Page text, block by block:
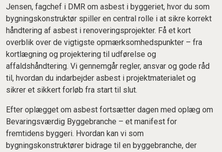
Jensen, fagchef i DMR om asbest i byggeriet, hvor du som
bygningskonstruktør spiller en central rolle i at sikre korrekt
håndtering af asbest i renoveringsprojekter. Få et kort
overblik over de vigtigste opmærksomhedspunkter – fra
kortlægning og projektering til udførelse og
affaldshåndtering. Vi gennemgår regler, ansvar og gode råd
til, hvordan du indarbejder asbest i projektmaterialet og
sikrer et sikkert forløb fra start til slut.
Efter oplægget om asbest fortsætter dagen med oplæg om
Bevaringsværdig Byggebranche – et manifest for
fremtidens byggeri. Hvordan kan vi som
bygningskonstruktører bidrage til en byggebranche, der